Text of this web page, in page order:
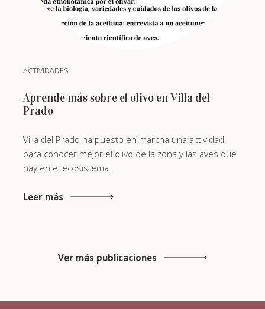
ACTIVIDADES
Aprende más sobre el olivo en Villa del
Prado
Villa del Prado ha puesto en marcha una actividad
para conocer mejor el olivo de la zona y las aves que
hay en el ecosistema.
Leer más
Ver más publicaciones